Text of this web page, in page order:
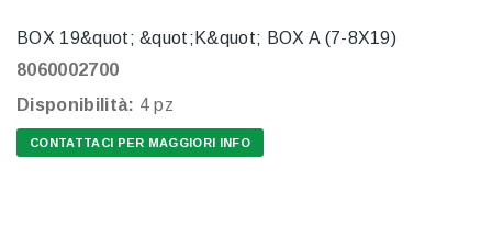
BOX 19&quot; &quot;K&quot; BOX A (7-8X19)
8060002700
Disponibilità: 4 pz
CONTATTACI PER MAGGIORI INFO